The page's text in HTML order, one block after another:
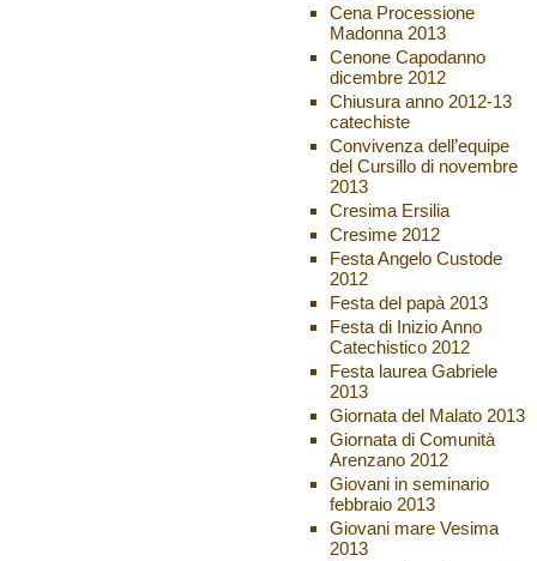
Cena Processione
Madonna 2013
Cenone Capodanno
dicembre 2012
Chiusura anno 2012-13
catechiste
Convivenza dell’equipe
del Cursillo di novembre
2013
Cresima Ersilia
Cresime 2012
Festa Angelo Custode
2012
Festa del papà 2013
Festa di Inizio Anno
Catechistico 2012
Festa laurea Gabriele
2013
Giornata del Malato 2013
Giornata di Comunità
Arenzano 2012
Giovani in seminario
febbraio 2013
Giovani mare Vesima
2013